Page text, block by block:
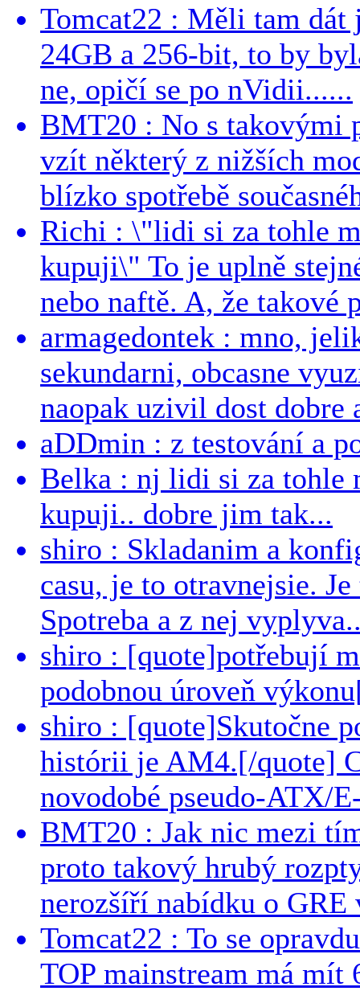
Tomcat22 : Měli tam dát
24GB a 256-bit, to by
ne, opičí se po nVidii......
BMT20 : No s takovými
vzít některý z nižších
blízko spotřebě
Richi : \"lidi si za tohle
kupuji\" To je uplně
nebo naftě. A, že takové
armagedontek : mno,
sekundarni, obcasne
naopak uzivil dost dobre
aDDmin : z testování a
Belka : nj lidi si za tohle
kupuji.. dobre jim tak...
shiro : Skladanim a
casu, je to otravnejsie.
Spotreba a z nej
shiro : [quote]potřebují
podobnou úroveň
shiro : [quote]Skutočne
histórii je AM4.[/quote]
novodobé pseudo-ATX/
BMT20 : Jak nic mezi
proto takový hrubý
nerozšíří nabídku o GRE
Tomcat22 : To se
TOP mainstream má